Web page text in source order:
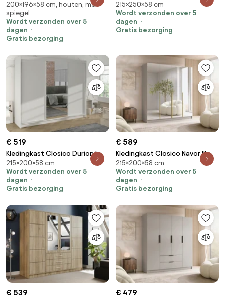
200x196x58cm, 174 kg,
Kledingkast deuren: Met
scharnieren
200×196×58 cm, houten, met
spiegel
Wordt verzonden over 5
dagen
Gratis bezorging
Wit, 215x250x58cm, 203 kg,
Kledingkast deuren: Schuivend,
Aantal planken: 9, Aantal
planken: 9
215×250×58 cm
Wordt verzonden over 5
dagen
Gratis bezorging
€ 519
Kledingkast Closico Durion I,
Wit, 215x200x58cm, 169 kg,
Kledingkast deuren: Schuivend,
Aantal planken: 9, Aantal
215×200×58 cm
Wordt verzonden over 5
dagen
Gratis bezorging
€ 589
Kledingkast Closico Navor III,
Gouden, Kasjmier,
215x200x58cm, 176 kg,
Kledingkast deuren: Met
215×200×58 cm
Wordt verzonden over 5
dagen
Gratis bezorging
€ 539 € 479